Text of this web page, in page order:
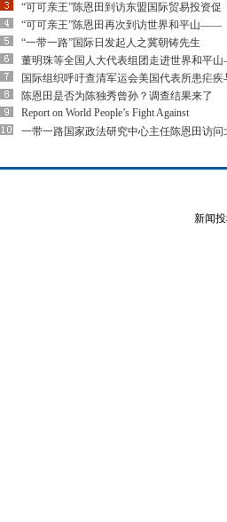
“可可亲王”陈恩田到访东盟国际贸易投资促
“可可亲王”陈恩田再次到访世界和平山——
“一带一路”国际日发起人之冀朝铸先生
董明珠等全国人大代表组团走进世界和平
国际组织呼吁查清军运会美国代表所患疟疾
陈恩田是否为陈独秀曾孙？调查结果来了
Report on World People’s Fight Against
一带一路国家政法研究中心主任陈恩田访问
新闻投